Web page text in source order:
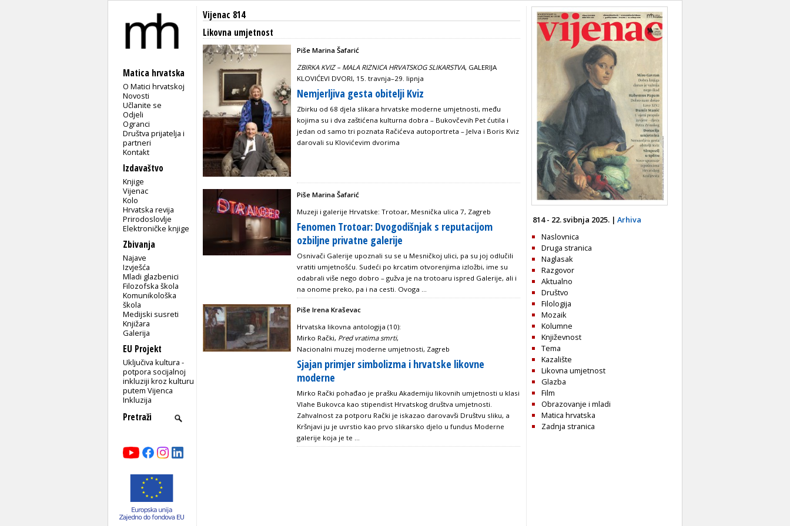
Matica hrvatska
O Matici hrvatskoj
Novosti
Učlanite se
Odjeli
Ogranci
Društva prijatelja i
partneri
Kontakt
Izdavaštvo
Knjige
Vijenac
Kolo
Hrvatska revija
Prirodoslovlje
Elektroničke knjige
Zbivanja
Najave
Izvješća
Mladi glazbenici
Filozofska škola
Komunikološka
škola
Medijski susreti
Knjižara
Galerija
EU Projekt
Uključiva kultura -
potpora socijalnoj
inkluziji kroz kulturu
putem Vijenca
Inkluzija
Vijenac 814
Likovna umjetnost
Piše Marina Šafarić
ZBIRKA KVIZ – MALA RIZNICA HRVATSKOG SLIKARSTVA, GALERIJA
KLOVIĆEVI DVORI, 15. travnja–29. lipnja
Nemjerljiva gesta obitelji Kviz
Zbirku od 68 djela slikara hrvatske moderne umjetnosti, među
kojima su i dva zaštićena kulturna dobra – Bukovčevih Pet ćutila i
jedan od samo tri poznata Račićeva autoportreta – Jelva i Boris Kviz
darovali su Klovićevim dvorima
Piše Marina Šafarić
Muzeji i galerije Hrvatske: Trotoar, Mesnička ulica 7, Zagreb
Fenomen Trotoar: Dvogodišnjak s reputacijom
ozbiljne privatne galerije
Osnivači Galerije upoznali su se u Mesničkoj ulici, pa su joj odlučili
vratiti umjetnošću. Sudeći po krcatim otvorenjima izložbi, ime su
odabrali više nego dobro – gužva je na trotoaru ispred Galerije, ali i
na onome preko, pa i na cesti. Ovoga ...
Piše Irena Kraševac
Hrvatska likovna antologija (10):
Mirko Rački, Pred vratima smrti,
Nacionalni muzej moderne umjetnosti, Zagreb
Sjajan primjer simbolizma i hrvatske likovne
moderne
Mirko Rački pohađao je prašku Akademiju likovnih umjetnosti u klasi
Vlahe Bukovca kao stipendist Hrvatskog društva umjetnosti.
Zahvalnost za potporu Rački je iskazao darovavši Društvu sliku, a
Kršnjavi ju je uvrstio kao prvo slikarsko djelo u fundus Moderne
galerije koja je te ...
814 - 22. svibnja 2025. | Arhiva
Naslovnica
Druga stranica
Naglasak
Razgovor
Aktualno
Društvo
Filologija
Mozaik
Kolumne
Književnost
Tema
Kazalište
Likovna umjetnost
Glazba
Film
Obrazovanje i mladi
Matica hrvatska
Zadnja stranica